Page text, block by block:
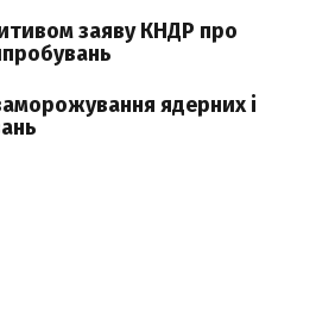
заяву КНДР про
ядерних і